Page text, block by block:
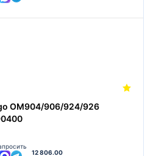
OM904/906/924/926
12 806.00